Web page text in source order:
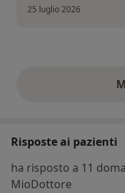
25 luglio 2026
Risposte ai pazienti
ha risposto a 11
MioDottore